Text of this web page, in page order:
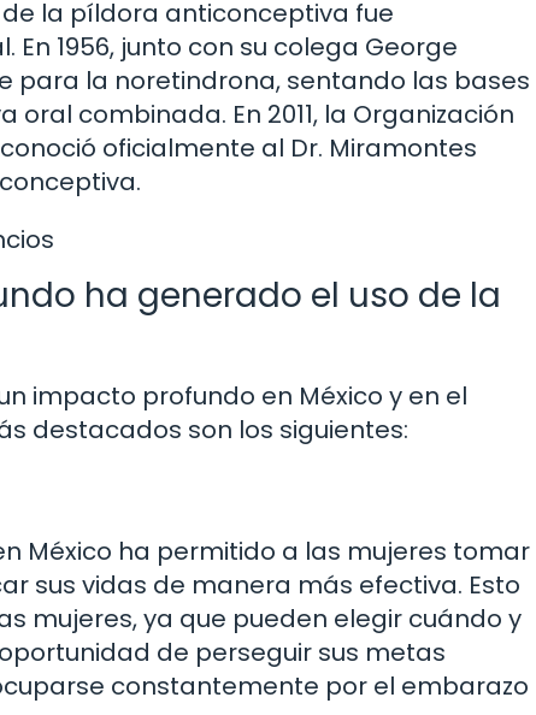
la píldora anticonceptiva fue
1956, junto con su colega George
para la noretindrona, sentando las bases
combinada. En 2011, la Organización
oficialmente al Dr. Miramontes
ha generado el uso de la
impacto profundo en México y en el
destacados son los siguientes:
México ha permitido a las mujeres tomar
sus vidas de manera más efectiva. Esto
mujeres, ya que pueden elegir cuándo y
de perseguir sus metas
constantemente por el embarazo